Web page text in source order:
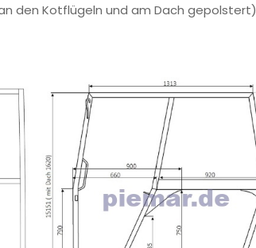
den Kotflügeln und am Dach gepolstert)